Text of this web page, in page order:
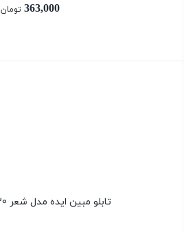
363,000 تومان
تابلو مبین ایده مدل شعر th20 کد ۲۰۸۷